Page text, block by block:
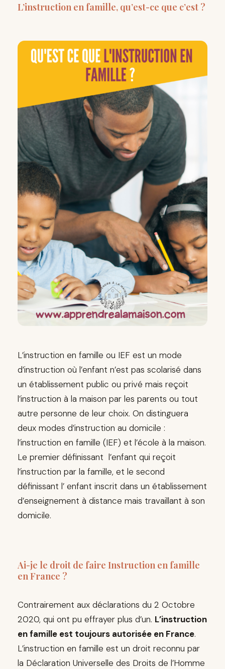
L’instruction en famille, qu’est-ce que c’est ?
L’instruction en famille ou IEF est un mode
d’instruction où l’enfant n’est pas scolarisé dans
un établissement public ou privé mais reçoit
l’instruction à la maison par les parents ou tout
autre personne de leur choix. On distinguera
deux modes d’instruction au domicile :
l’instruction en famille (IEF) et l’école à la maison.
Le premier définissant l’enfant qui reçoit
l’instruction par la famille, et le second
définissant l’ enfant inscrit dans un établissement
d’enseignement à distance mais travaillant à son
domicile.
Ai-je le droit de faire Instruction en famille
en France ?
Contrairement aux déclarations du 2 Octobre
2020, qui ont pu effrayer plus d’un. L’instruction
en famille est toujours autorisée en France.
L’instruction en famille est un droit reconnu par
la Déclaration Universelle des Droits de l’Homme